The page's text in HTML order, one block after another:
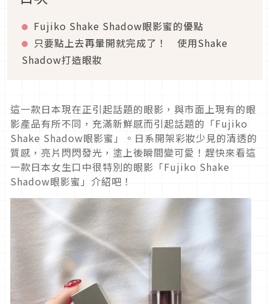
Fujiko Shake Shadow眼影蜜的優點
只要點上去再暈開就完成了！ 使用Shake
Shadow打造眼妝
這一款日本現在正引起話題的眼影，與市面上現有的眼
影產品有所不同，充滿新鮮感而引起話題的「Fujiko
Shake Shadow眼影蜜」。日系開架彩妝少見的清透的
質感，亮片閃閃發光，塗上後瞬間變可愛！趕快來看這
一款日本女生口中很特別的眼影「Fujiko Shake
Shadow眼影蜜」介紹吧！